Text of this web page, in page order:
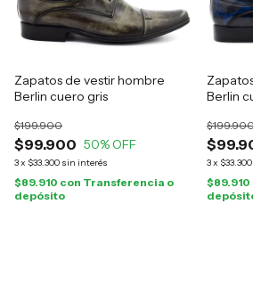
Zapatos de vestir hombre
Berlin cuero gris
$99.900
$199.900
50% OFF
3x $33.300 sin interés
$89.910 con Transferencia o
depósito
Berlin
3x $33.300
$89.910